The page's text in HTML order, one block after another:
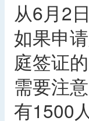
从6月2
如果申
庭签证
需要注
有1500